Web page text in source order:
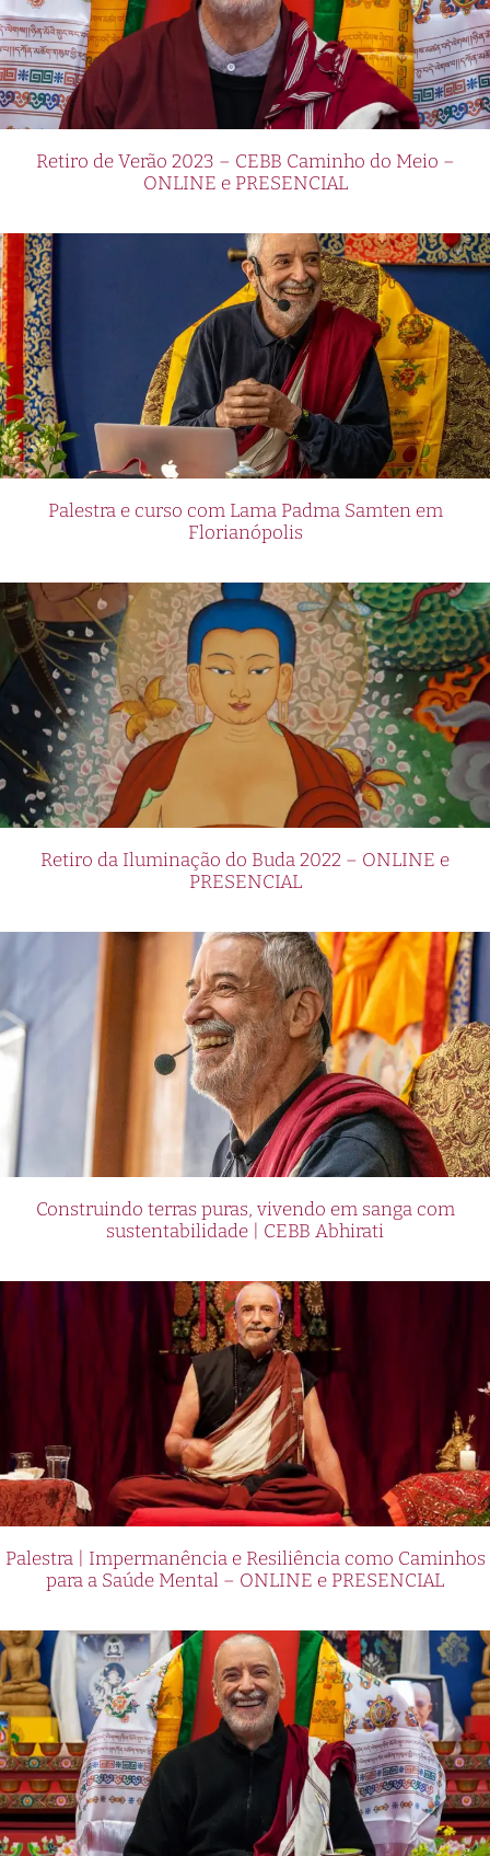
Retiro de Verão 2023 – CEBB Caminho do Meio –
ONLINE e PRESENCIAL
Palestra e curso com Lama Padma Samten em
Florianópolis
Retiro da Iluminação do Buda 2022 – ONLINE e
PRESENCIAL
Construindo terras puras, vivendo em sanga com
sustentabilidade | CEBB Abhirati
Palestra | Impermanência e Resiliência como Caminhos
para a Saúde Mental – ONLINE e PRESENCIAL